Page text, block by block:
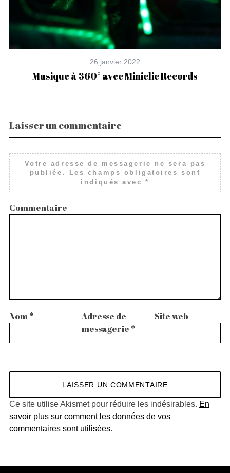
26 janvier 2022
Musique à 360° avec Miniclic Records
Laisser un commentaire
Votre adresse de messagerie ne sera pas
publiée.
Les champs obligatoires sont
indiqués avec*
Commentaire
Nom*
Adresse de
messagerie *
Site web
Ce site utilise Akismet pour réduire les indésirables. En
savoir plus sur comment les données de vos
commentaires sont utilisées.